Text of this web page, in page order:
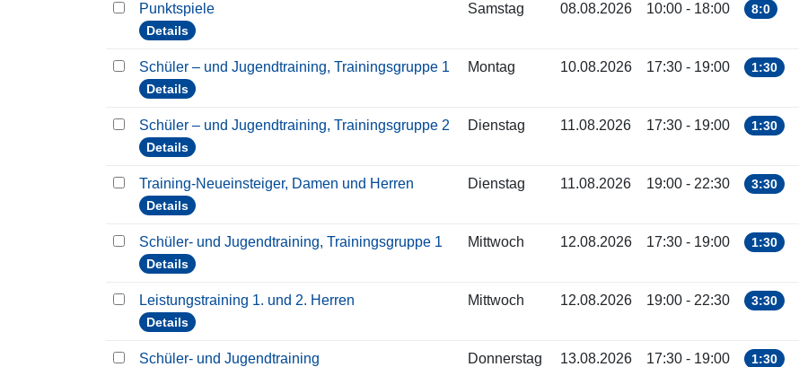
Punktspiele
Details
Samstag 08.08.2026 10:00 - 18:00 8:0
Schüler – und Jugendtraining, Trainingsgruppe 1
Details
Montag 10.08.2026 17:30 - 19:00 1:30
Schüler – und Jugendtraining, Trainingsgruppe 2
Details
Dienstag 11.08.2026 17:30 - 19:00 1:30
Training-Neueinsteiger, Damen und Herren
Details
Dienstag 11.08.2026 19:00 - 22:30 3:30
Schüler- und Jugendtraining, Trainingsgruppe 1
Details
Mittwoch 12.08.2026 17:30 - 19:00 1:30
Leistungstraining 1. und 2. Herren
Details
Mittwoch 12.08.2026 19:00 - 22:30 3:30
Schüler- und Jugendtraining Donnerstag 13.08.2026 17:30 - 19:00 1:30